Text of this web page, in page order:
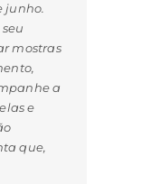
junho.
mostras
a
e
que,